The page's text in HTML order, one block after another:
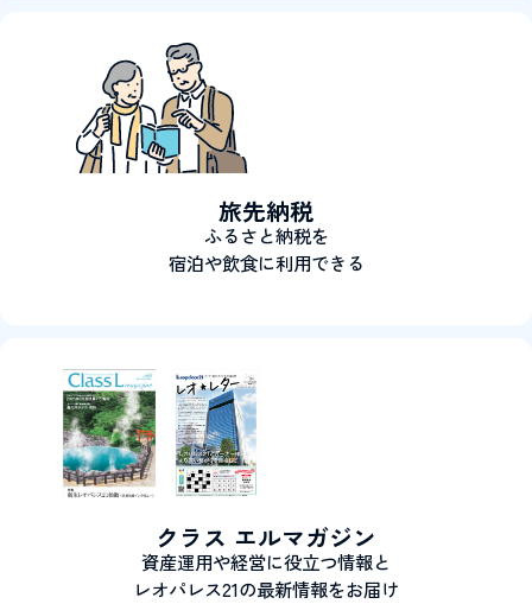
旅先納税
ふるさと納税を
宿泊や飲食に利用できる
クラス エルマガジン
資産運用や経営に役立つ情報と
レオパレス21の最新情報をお届け